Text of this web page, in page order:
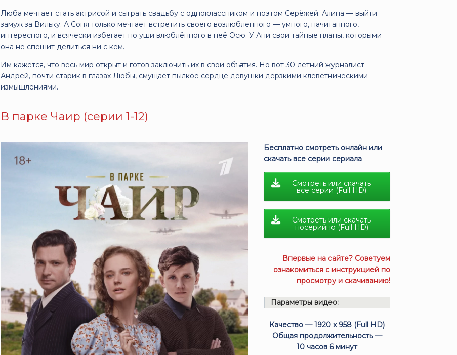
Люба мечтает стать актрисой и сыграть свадьбу с одноклассником и поэтом Серёжей. Алина — выйти
замуж за Вильку. А Соня только мечтает встретить своего возлюбленного — умного, начитанного,
интересного, и всячески избегает по уши влюблённого в неё Осю. У Ани свои тайные планы, которыми
она не спешит делиться ни с кем.
Им кажется, что весь мир открыт и готов заключить их в свои объятия. Но вот 30-летний журналист
Андрей, почти старик в глазах Любы, смущает пылкое сердце девушки дерзкими клеветническими
измышлениями.
В парке Чаир (серии 1-12)
Бесплатно смотреть онлайн или
скачать все серии сериала
Смотреть или скачать
все серии (Full HD)
Смотреть или скачать
посерийно (Full HD)
Впервые на сайте? Советуем
ознакомиться с инструкцией по
просмотру и скачиванию!
Параметры видео:
Качество — 1920 x 958 (Full HD)
Общая продолжительность —
10 часов 6 минут